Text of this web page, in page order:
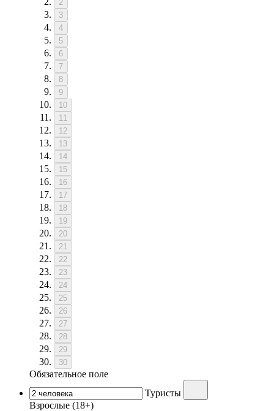
2
3
4
5
6
7
8
9
10
11
12
13
14
15
16
17
18
19
20
21
22
23
24
25
26
27
28
29
30
Обязательное поле
Туристы
Взрослые (18+)